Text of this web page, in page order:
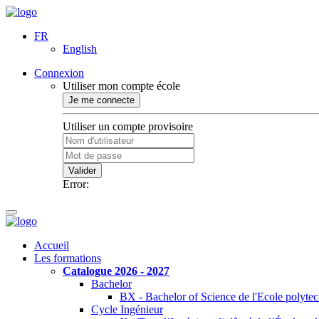
FR
English
Connexion
Utiliser mon compte école
Je me connecte
Utiliser un compte provisoire
Valider
Error:
Accueil
Les formations
Catalogue 2026 - 2027
Bachelor
BX - Bachelor of Science de l'Ecole
Cycle Ingénieur